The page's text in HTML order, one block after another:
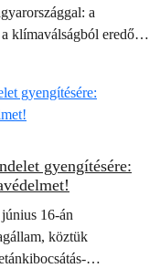
a
klímaválságból eredő
a…
gyengítésére:
16-án
köztük